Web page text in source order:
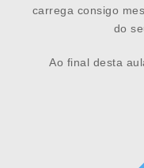
carrega consigo
do
Ao final desta